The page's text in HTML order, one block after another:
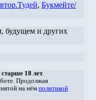
, Букмейте/
будущем и других
старше 18 лет.
Продолжая
на нём политикой